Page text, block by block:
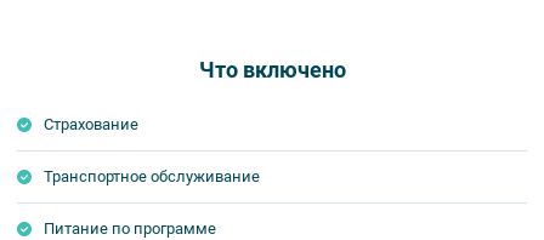
Что включено
Страхование
Транспортное обслуживание
Питание по программе